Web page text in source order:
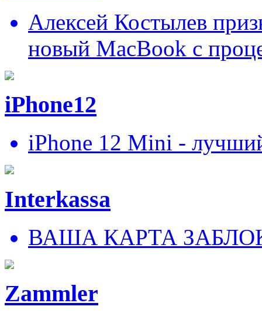
Алексей Костылев
новый MacBook c
iPhone12
iPhone 12 Mini -
Interkassa
ВАША КАРТА
Zammler